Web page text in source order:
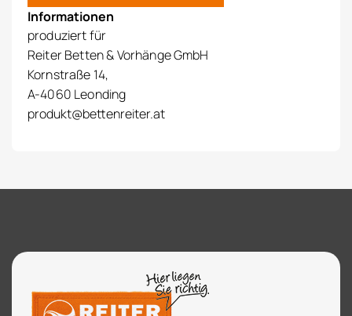
Informationen
produziert für
Reiter Betten & Vorhänge GmbH
Kornstraße 14,
A-4060 Leonding
produkt@bettenreiter.at